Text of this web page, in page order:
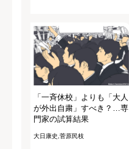
「一斉休校」よりも「大人
が外出自粛」すべき？…専
門家の試算結果
大日康史,菅原民枝